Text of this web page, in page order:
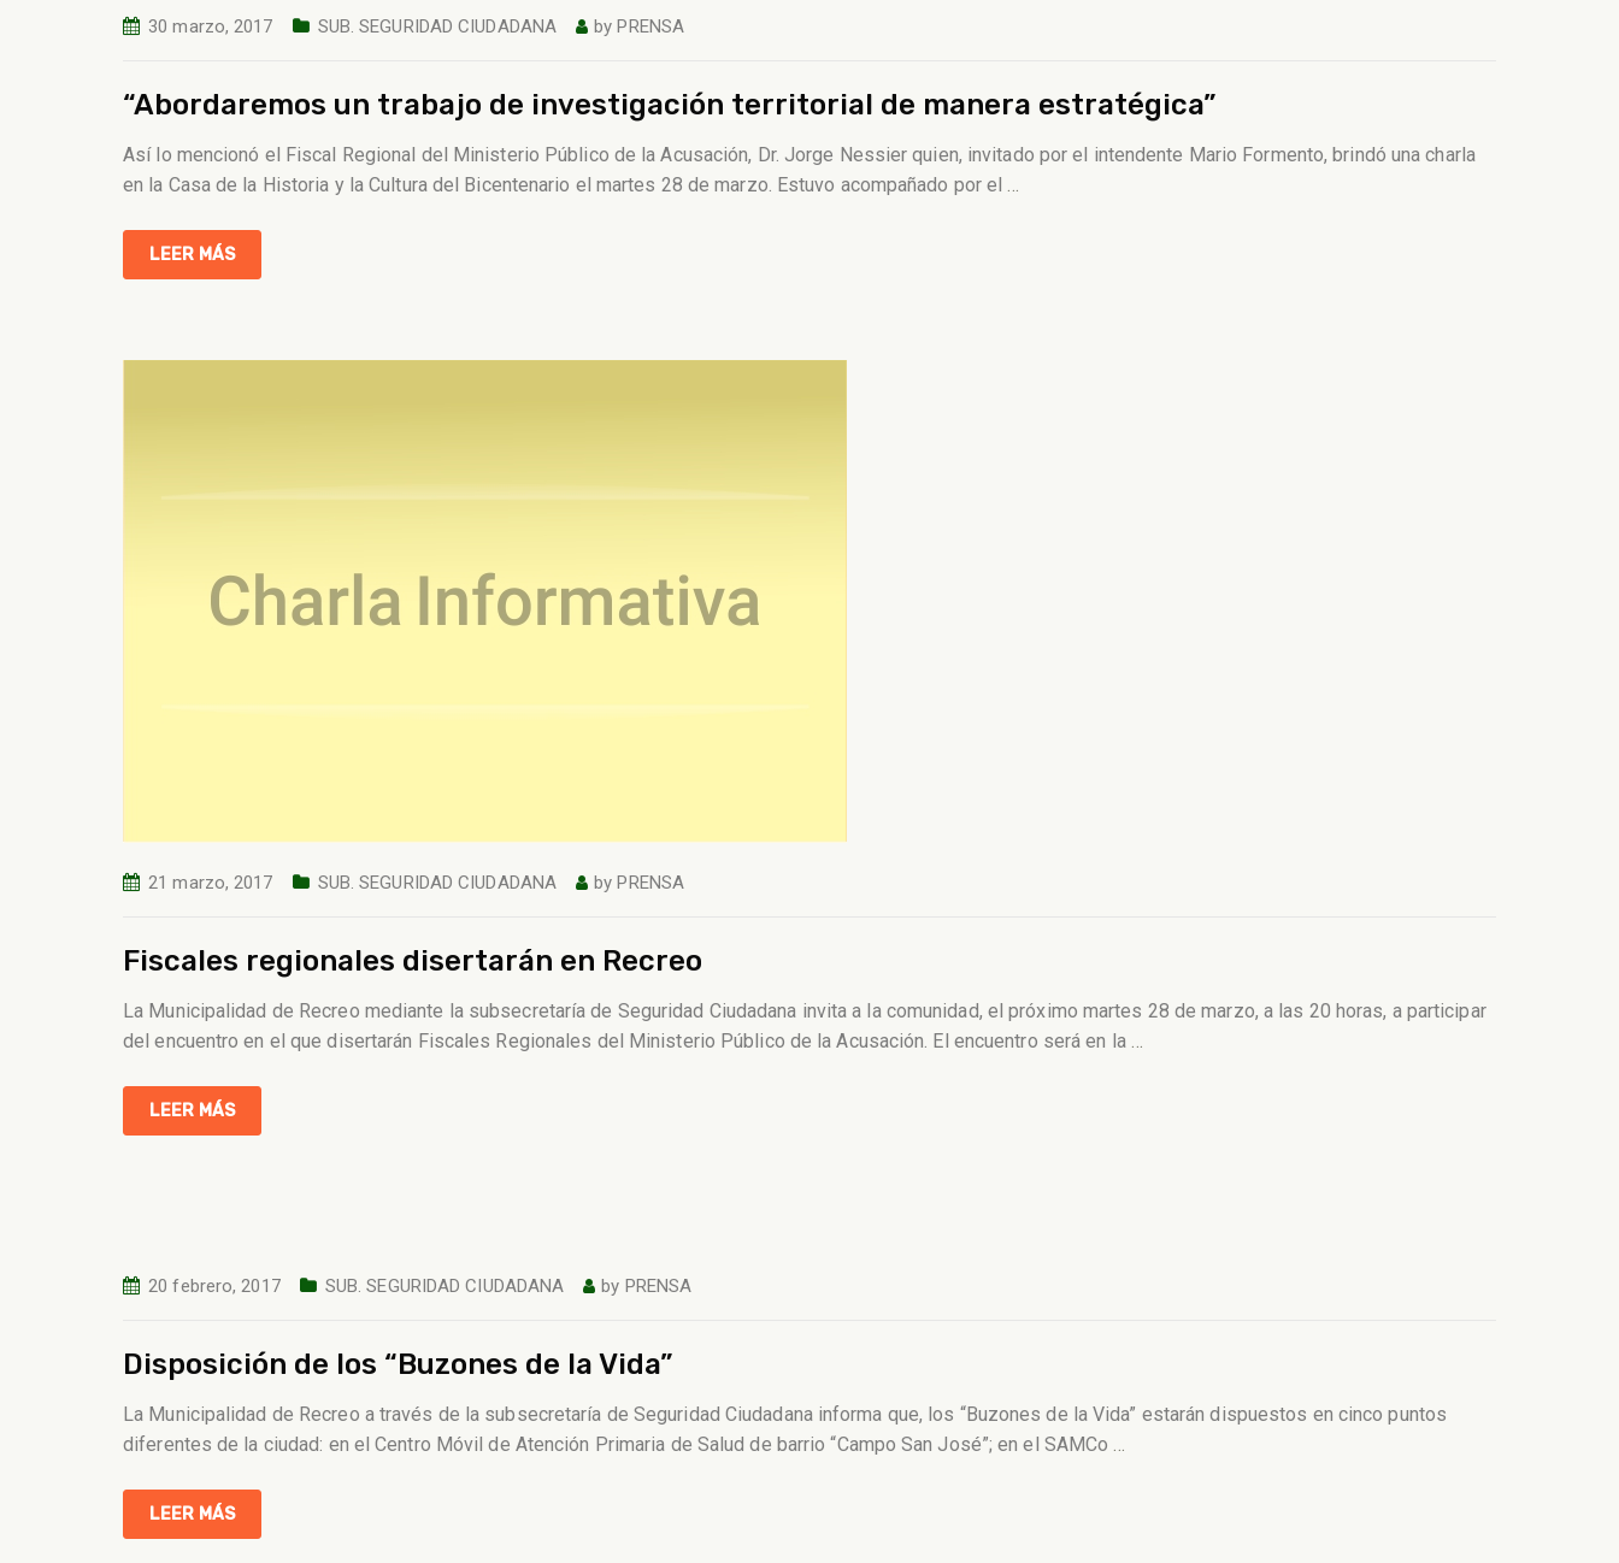
30 marzo, 2017 SUB. SEGURIDAD CIUDADANA byPRENSA
“Abordaremos un trabajo de investigación territorial de manera estratégica”
Así lo mencionó el Fiscal Regional del Ministerio Público de la Acusación, Dr. Jorge Nessier quien, invitado por el intendente Mario Formento, brindó una charla
en la Casa de la Historia y la Cultura del Bicentenario el martes 28 de marzo. Estuvo acompañado por el…
LEER MÁS
21 marzo, 2017 SUB. SEGURIDAD CIUDADANA byPRENSA
Fiscales regionales disertarán en Recreo
La Municipalidad de Recreo mediante la subsecretaría de Seguridad Ciudadana invita a la comunidad, el próximo martes 28 de marzo, a las 20 horas, a participar
del encuentro en el que disertarán Fiscales Regionales del Ministerio Público de la Acusación. El encuentro será en la …
LEER MÁS
20 febrero, 2017 SUB. SEGURIDAD CIUDADANA by PRENSA
Disposición de los “Buzones de la Vida”
La Municipalidad de Recreo a través de la subsecretaría de Seguridad Ciudadana informa que, los “Buzones de la Vida” estarán dispuestos en cinco puntos
diferentes de la ciudad: en el Centro Móvil de Atención Primaria de Salud de barrio “Campo San José”; en el SAMCo…
LEER MÁS